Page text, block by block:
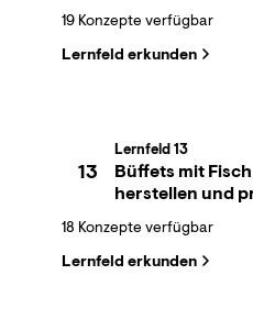
19 Konzepte verfügbar
Lernfeld erkunden
13
Lernfeld 13
Büffets mit
herstellen und
18 Konzepte verfügbar
Lernfeld erkunden